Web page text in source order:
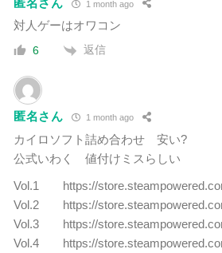
1 month ago
対人ゲーはオワコン
6 返信
匿名さん 1 month ago
カイロソフト詰め合わせ 安い?
公式いわく 値付けミスらしい
Vol.1 https://
Vol.2 https://
Vol.3 https://
Vol.4 https://